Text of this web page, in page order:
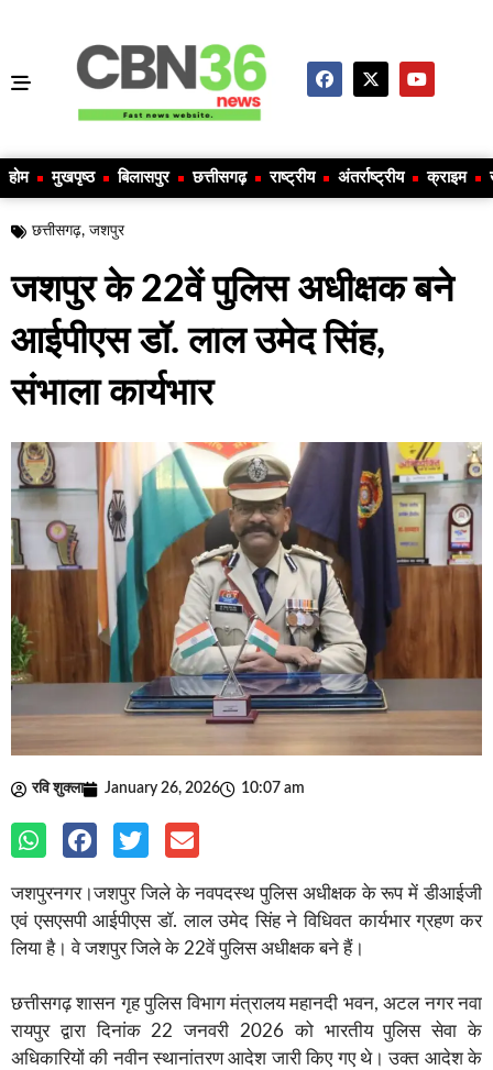
होम मुखपृष्ठ बिलासपुर छत्तीसगढ़ राष्ट्रीय अंतर्राष्ट्रीय क्राइम
छत्तीसगढ़, जशपुर
जशपुर के 22वें पुलिस अधीक्षक बने
आईपीएस डॉ. लाल उमेद सिंह,
संभाला कार्यभार
रवि शुक्ला January 26, 2026 10:07 am
जशपुरनगर।जशपुर जिले के नवपदस्थ पुलिस अधीक्षक के रूप में डीआईजी
एवं एसएसपी आईपीएस डॉ. लाल उमेद सिंह ने विधिवत कार्यभार ग्रहण कर
लिया है। वे जशपुर जिले के 22वें पुलिस अधीक्षक बने हैं।
छत्तीसगढ़ शासन गृह पुलिस विभाग मंत्रालय महानदी भवन, अटल नगर नवा
रायपुर द्वारा दिनांक 22 जनवरी 2026 को भारतीय पुलिस सेवा के
अधिकारियों की नवीन स्थानांतरण आदेश जारी किए गए थे। उक्त आदेश के